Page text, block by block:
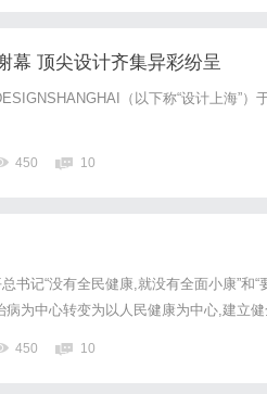
幕 顶尖设计齐集异彩纷呈
（以下称“设计上海”）
450 10
书记“没有全民健康,就没有全面小康”和
为中心转变为以人民健康为中心,建立
共同体理念,推动构建人类命运共同体”
杰出贡献的中医药传承人、著名...
450 10